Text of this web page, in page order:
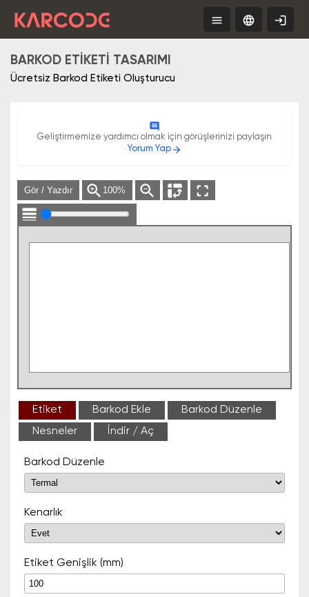
login
Free
language
TR
menu
Tools
BARKOD ETIKETI TASARIMI
Ücretsiz Barkod Etiketi Oluşturucu
comment
Geliştirmemize yardımcı olmak için görüşlerinizi paylaşın
Yorum Yaparrow_forward
Gör / Yazdır zoom_in100% zoom_out pivot_table_chart
fullscreen
line_weight
Etiket Barkod Ekle
Barkod Düzenle
Nesneler
İndir / Aç
Barkod Düzenle
Kenarlık
Etiket Genişlik (mm)